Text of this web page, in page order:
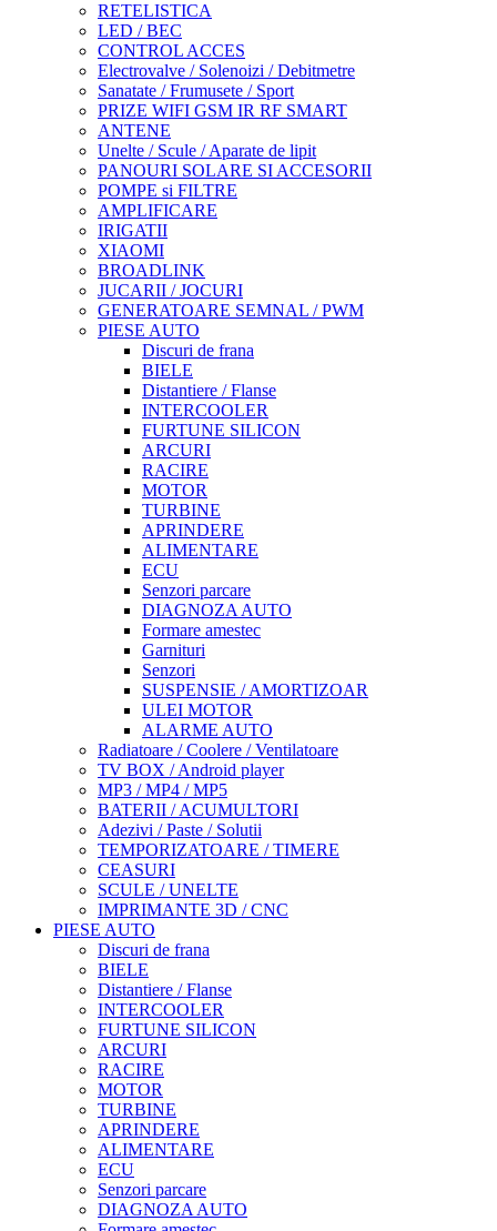
RETELISTICA
LED / BEC
CONTROL ACCES
Electrovalve / Solenoizi / Debitmetre
Sanatate / Frumusete / Sport
PRIZE WIFI GSM IR RF SMART
ANTENE
Unelte / Scule / Aparate de lipit
PANOURI SOLARE SI ACCESORII
POMPE si FILTRE
AMPLIFICARE
IRIGATII
XIAOMI
BROADLINK
JUCARII / JOCURI
GENERATOARE SEMNAL / PWM
PIESE AUTO
Discuri de frana
BIELE
Distantiere / Flanse
INTERCOOLER
FURTUNE SILICON
ARCURI
RACIRE
MOTOR
TURBINE
APRINDERE
ALIMENTARE
ECU
Senzori parcare
DIAGNOZA AUTO
Formare amestec
Garnituri
Senzori
SUSPENSIE / AMORTIZOAR
ULEI MOTOR
ALARME AUTO
Radiatoare / Coolere / Ventilatoare
TV BOX / Android player
MP3 / MP4 / MP5
BATERII / ACUMULTORI
Adezivi / Paste / Solutii
TEMPORIZATOARE / TIMERE
CEASURI
SCULE / UNELTE
IMPRIMANTE 3D / CNC
PIESE AUTO
Discuri de frana
BIELE
Distantiere / Flanse
INTERCOOLER
FURTUNE SILICON
ARCURI
RACIRE
MOTOR
TURBINE
APRINDERE
ALIMENTARE
ECU
Senzori parcare
DIAGNOZA AUTO